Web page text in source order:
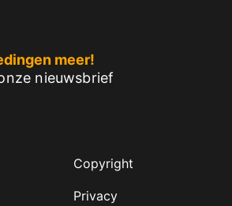
meer!
nieuwsbrief
Copyright
Privacy